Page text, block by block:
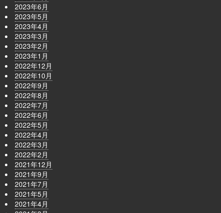
2023年6月
2023年5月
2023年4月
2023年3月
2023年2月
2023年1月
2022年12月
2022年10月
2022年9月
2022年8月
2022年7月
2022年6月
2022年5月
2022年4月
2022年3月
2022年2月
2021年12月
2021年9月
2021年7月
2021年5月
2021年4月